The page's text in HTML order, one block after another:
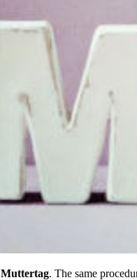
Muttertag. The same